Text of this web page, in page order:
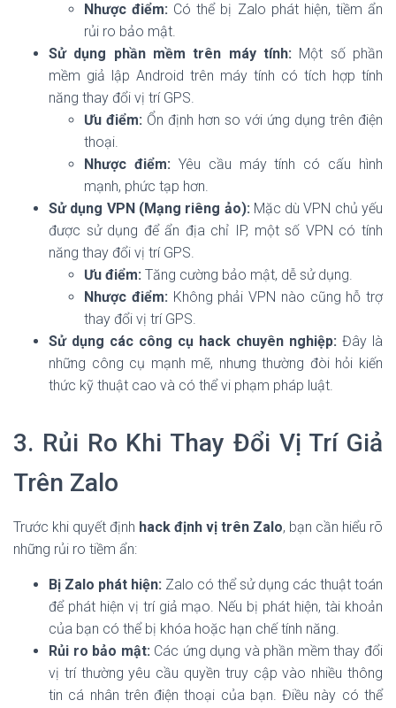
Nhược điểm: Có thể bị Zalo phát hiện, tiềm ẩn
rủi ro bảo mật.
Sử dụng phần mềm trên máy tính: Một số phần
mềm giả lập Android trên máy tính có tích hợp tính
năng thay đổi vị trí GPS.
Ưu điểm: Ổn định hơn so với ứng dụng trên điện
thoại.
Nhược điểm: Yêu cầu máy tính có cấu hình
mạnh, phức tạp hơn.
Sử dụng VPN (Mạng riêng ảo): Mặc dù VPN chủ yếu
được sử dụng để ẩn địa chỉ IP, một số VPN có tính
năng thay đổi vị trí GPS.
Ưu điểm: Tăng cường bảo mật, dễ sử dụng.
Nhược điểm: Không phải VPN nào cũng hỗ trợ
thay đổi vị trí GPS.
Sử dụng các công cụ hack chuyên nghiệp: Đây là
những công cụ mạnh mẽ, nhưng thường đòi hỏi kiến
thức kỹ thuật cao và có thể vi phạm pháp luật.
3. Rủi Ro Khi Thay Đổi Vị Trí Giả
Trên Zalo
Trước khi quyết định hack định vị trên Zalo, bạn cần hiểu rõ
những rủi ro tiềm ẩn:
Bị Zalo phát hiện: Zalo có thể sử dụng các thuật toán
để phát hiện vị trí giả mạo. Nếu bị phát hiện, tài khoản
của bạn có thể bị khóa hoặc hạn chế tính năng.
Rủi ro bảo mật: Các ứng dụng và phần mềm thay đổi
vị trí thường yêu cầu quyền truy cập vào nhiều thông
tin cá nhân trên điện thoại của bạn. Điều này có thể